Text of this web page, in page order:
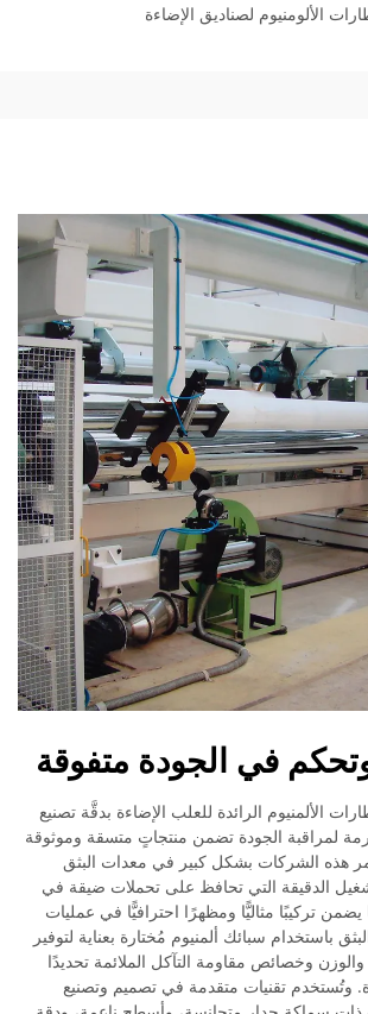
الألومنيوم لصناديق الإضاءة
في الجودة متفوقة
الألمنيوم الرائدة للعلب الإضاءة بدقَّة تصنيع
لمراقبة الجودة تضمن منتجاتٍ متسقة وموثوقة
هذه الشركات بشكل كبير في معدات البثق
الدقيقة التي تحافظ على تحملات ضيقة في
يضمن تركيبًا مثاليًّا ومظهرًا احترافيًّا في عمليات
باستخدام سبائك ألمنيوم مُختارة بعناية لتوفير
وخصائص مقاومة التآكل الملائمة تحديدًا
وتُستخدم تقنيات متقدمة في تصميم وتصنيع